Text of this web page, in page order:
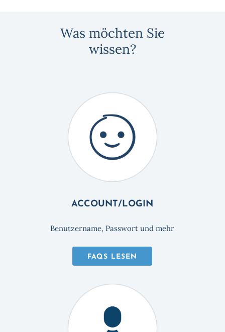
Was möchten Sie
wissen?
ACCOUNT/LOGIN
Benutzername, Passwort und mehr
FAQS LESEN